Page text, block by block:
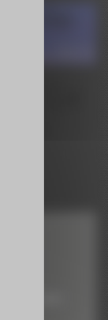
2023
: Le
-
et l'activer.